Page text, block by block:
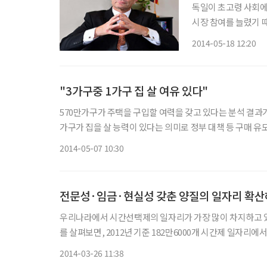
독일이 초고령 사회
시장 참여를 늘렸기 때문이라는 분석이
2014-05-18 12:20
"3가구중 1가구 집 살 여유 있다"
570만가구가 주택을 구입할 여력을 갖고 있다는 분석 결과가 나왔다. 한국의 전체가구수가 1814만가구인 점을
가구가 집을 살 능력이 있다는 의미로 정부 대책 등 구매
2014-05-07 10:30
전문성·임금·현실성 갖춘 양질의 일자리 확
우리나라에서 시간선택제의 일자리가 가장 많이 차지하고 있는 산업은 어디일까? 현대경제
를 살펴보면, 2012년 기준 182만6000개 시간제 일자리에
2014-03-26 11:38